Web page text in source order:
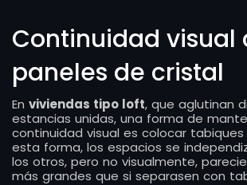
Continuidad visual
paneles de cristal
En viviendas tipo loft, que aglutinan
estancias unidas, una forma de
continuidad visual es colocar tabiques
esta forma, los espacios se
los otros, pero no visualmente,
más grandes que si separasen con